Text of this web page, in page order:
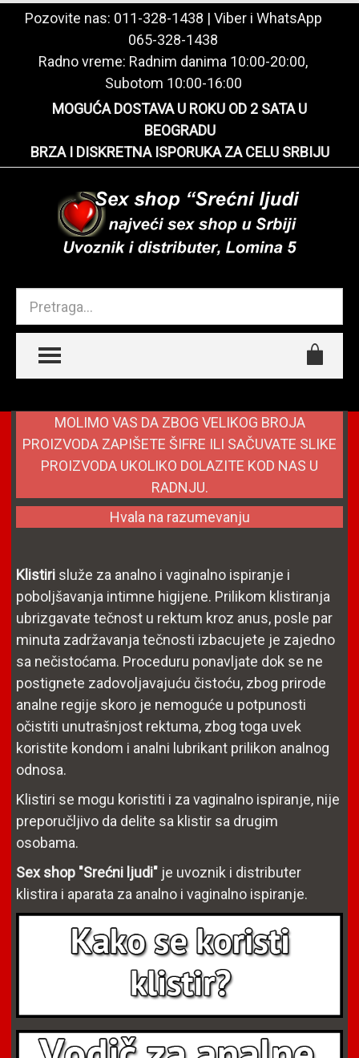
Pozovite nas: 011-328-1438 | Viber i WhatsApp
065-328-1438
Radno vreme: Radnim danima 10:00-20:00,
Subotom 10:00-16:00
MOGUĆA DOSTAVA U ROKU OD 2 SATA U
BEOGRADU
BRZA I DISKRETNA ISPORUKA ZA CELU SRBIJU
TOGGLE MENU
MOLIMO VAS DA ZBOG VELIKOG BROJA
PROIZVODA ZAPIŠETE ŠIFRE ILI SAČUVATE SLIKE
PROIZVODA UKOLIKO DOLAZITE KOD NAS U
RADNJU.
Hvala na razumevanju
Klistiri služe za analno i vaginalno ispiranje i
poboljšavanja intimne higijene. Prilikom klistiranja
ubrizgavate tečnost u rektum kroz anus, posle par
minuta zadržavanja tečnosti izbacujete je zajedno
sa nečistoćama. Proceduru ponavljate dok se ne
postignete zadovoljavajuću čistoću, zbog prirode
analne regije skoro je nemoguće u potpunosti
očistiti unutrašnjost rektuma, zbog toga uvek
koristite kondom i analni lubrikant prilikon analnog
odnosa.
Klistiri se mogu koristiti i za vaginalno ispiranje, nije
preporučljivo da delite sa klistir sa drugim
osobama.
Sex shop "Srećni ljudi" je uvoznik i distributer
klistira i aparata za analno i vaginalno ispiranje.